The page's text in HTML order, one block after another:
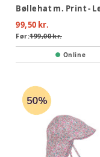
99,50 kr.
Før:199,00 kr.
Online